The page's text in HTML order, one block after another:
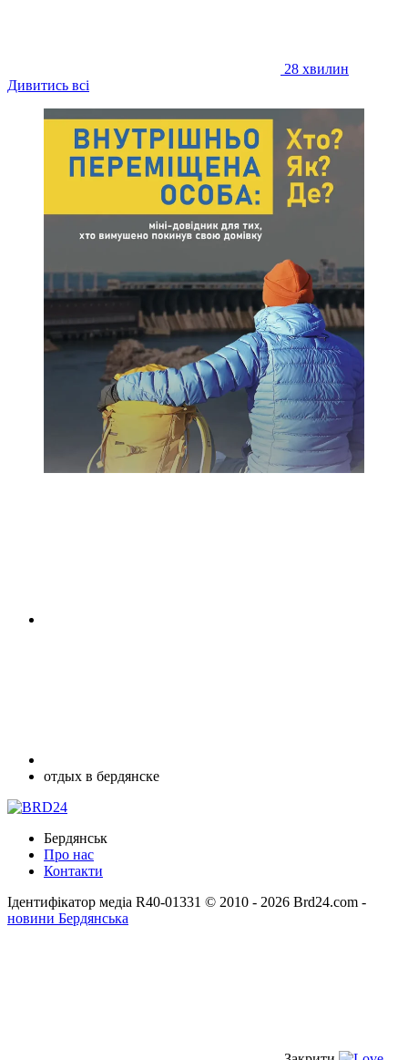
28 хвилин
Дивитись всі
отдых в бердянске
Бердянськ
Про нас
Контакти
Ідентифікатор медіа R40-01331 © 2010 - 2026 Brd24.com -
новини Бердянська